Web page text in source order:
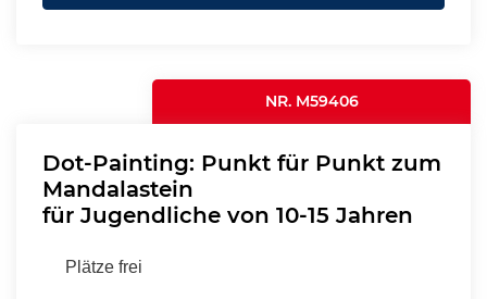
NR. M59406
Dot-Painting: Punkt für Punkt zum
Mandalastein
für Jugendliche von 10-15 Jahren
Plätze frei